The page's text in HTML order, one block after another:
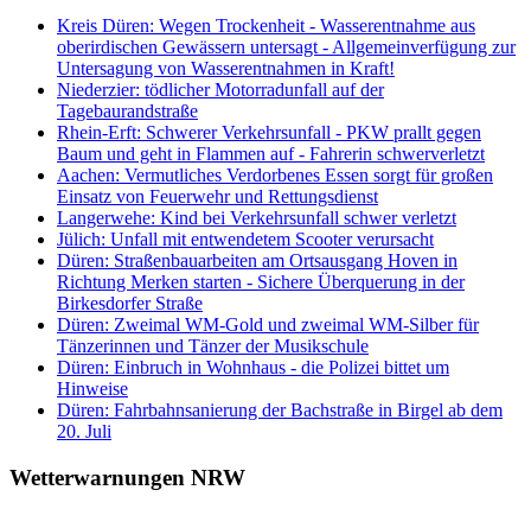
Kreis Düren: Wegen Trockenheit - Wasserentnahme aus
oberirdischen Gewässern untersagt - Allgemeinverfügung zur
Untersagung von Wasserentnahmen in Kraft!
Niederzier: tödlicher Motorradunfall auf der
Tagebaurandstraße
Rhein-Erft: Schwerer Verkehrsunfall - PKW prallt gegen
Baum und geht in Flammen auf - Fahrerin schwerverletzt
Aachen: Vermutliches Verdorbenes Essen sorgt für großen
Einsatz von Feuerwehr und Rettungsdienst
Langerwehe: Kind bei Verkehrsunfall schwer verletzt
Jülich: Unfall mit entwendetem Scooter verursacht
Düren: Straßenbauarbeiten am Ortsausgang Hoven in
Richtung Merken starten - Sichere Überquerung in der
Birkesdorfer Straße
Düren: Zweimal WM-Gold und zweimal WM-Silber für
Tänzerinnen und Tänzer der Musikschule
Düren: Einbruch in Wohnhaus - die Polizei bittet um
Hinweise
Düren: Fahrbahnsanierung der Bachstraße in Birgel ab dem
20. Juli
Wetterwarnungen NRW